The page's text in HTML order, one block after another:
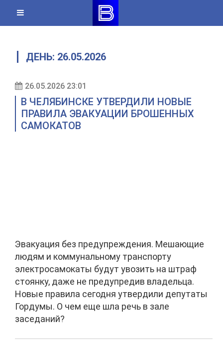
content
ДЕНЬ: 26.05.2026
26.05.2026 23:01
В ЧЕЛЯБИНСКЕ УТВЕРДИЛИ НОВЫЕ
ПРАВИЛА ЭВАКУАЦИИ БРОШЕННЫХ
САМОКАТОВ
Эвакуация без предупреждения. Мешающие
людям и коммунальному транспорту
электросамокаты будут увозить на штраф
стоянку, даже не предупредив владельца.
Новые правила сегодня утвердили депутаты
Гордумы. О чем еще шла речь в зале
заседаний?